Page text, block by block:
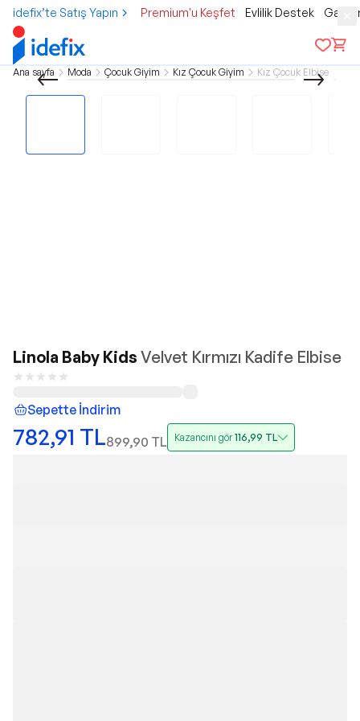
idefix’te Satış Yapın Premium'u Keşfet Evlilik Destek
Ana sayfa Moda Çocuk Giyim Kız Çocuk Giyim Kız Çocuk Elbise
Linola Baby Kids Velvet Kırmızı Kadife Elbise
Sepette İndirim
782,91 TL899,90 TL Kazancını gör116,99 TL